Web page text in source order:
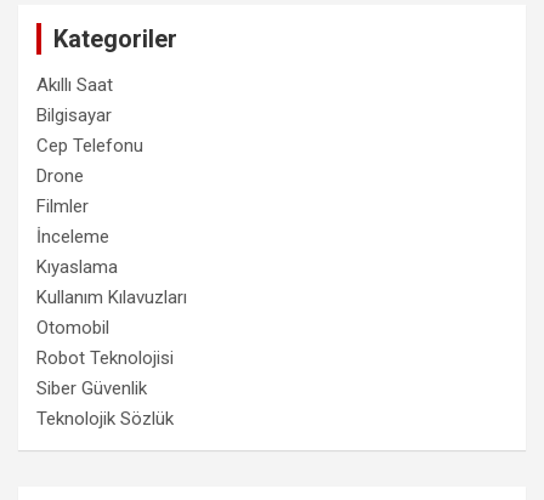
Kategoriler
Akıllı Saat
Bilgisayar
Cep Telefonu
Drone
Filmler
İnceleme
Kıyaslama
Kullanım Kılavuzları
Otomobil
Robot Teknolojisi
Siber Güvenlik
Teknolojik Sözlük